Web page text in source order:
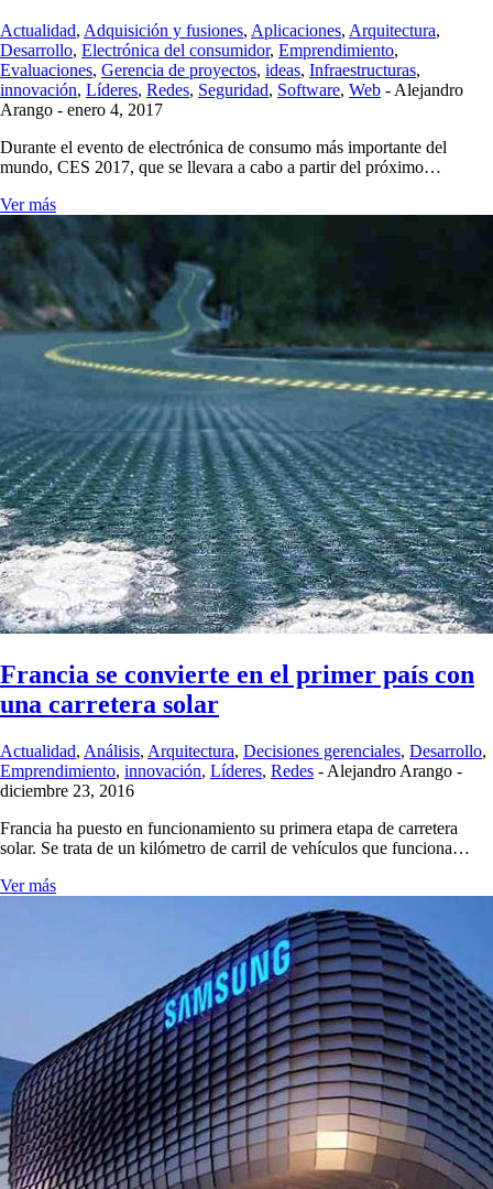
Actualidad, Adquisición y fusiones, Aplicaciones, Arquitectura,
Desarrollo, Electrónica del consumidor, Emprendimiento,
Evaluaciones, Gerencia de proyectos, ideas, Infraestructuras,
innovación, Líderes, Redes, Seguridad, Software, Web - Alejandro
Arango - enero 4, 2017
Durante el evento de electrónica de consumo más importante del
mundo, CES 2017, que se llevara a cabo a partir del próximo…
Ver más
Francia se convierte en el primer país con
una carretera solar
Actualidad, Análisis, Arquitectura, Decisiones gerenciales, Desarrollo,
Emprendimiento, innovación, Líderes, Redes - Alejandro Arango -
diciembre 23, 2016
Francia ha puesto en funcionamiento su primera etapa de carretera
solar. Se trata de un kilómetro de carril de vehículos que funciona…
Ver más